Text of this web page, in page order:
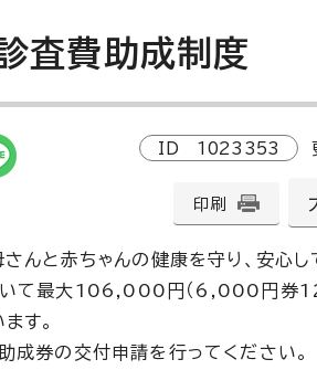
査費助成制度
ID 1023353
印刷
んと赤ちゃんの健康を守り、安心し
いて最大106,000円（6,000円券
す。
成券の交付申請を行ってください。